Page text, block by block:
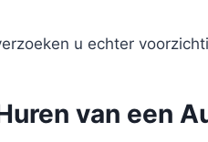
u echter
van een